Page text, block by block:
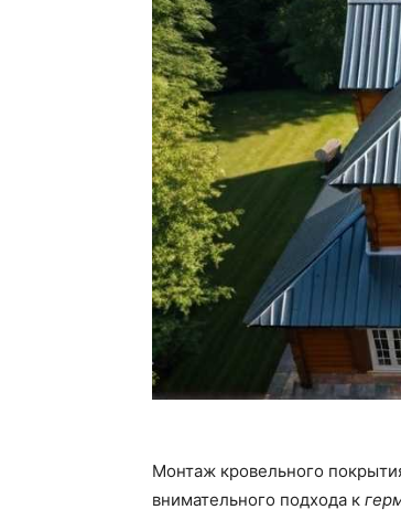
Монтаж кровельного
внимательного подхода к